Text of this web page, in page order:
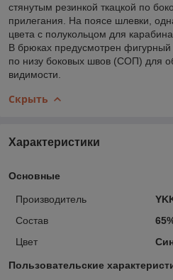
стянутым резинкой ткацкой по
прилегания. На поясе шлевки,
цвета с полукольцом для карабина.
В брюках предусмотрен
по низу боковых швов (СОП) для
видимости.
Скрыть
Характеристики
Основные
Производитель
Состав
Цвет
Пользовательские